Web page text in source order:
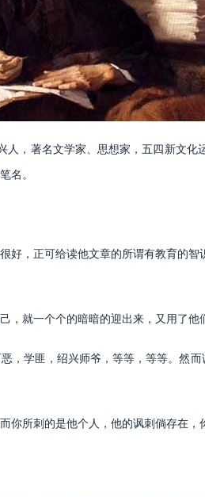
著名文学家、思想家，五四新文化
名。
，正可给读他文章的所谓有教育的智
就一个个的暗暗的迎出来，又用了他
学匪，绍兴师爷，等等，等等。然而
所刺的是他个人，他的讽刺倘存在，